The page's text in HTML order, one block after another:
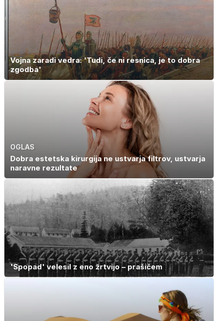
Vojna zaradi vedra: 'Tudi, če ni resnica, je to dobra
zgodba'
OGLAS
Dobra estetska kirurgija ne ustvarja filtrov, ustvarja
naravne rezultate
'Spopad' velesil z eno žrtvijo – prašičem